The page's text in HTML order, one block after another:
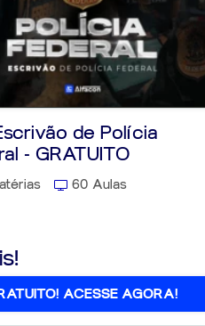
de Polícia
- GRATUITO
60 Aulas
ACESSE AGORA!